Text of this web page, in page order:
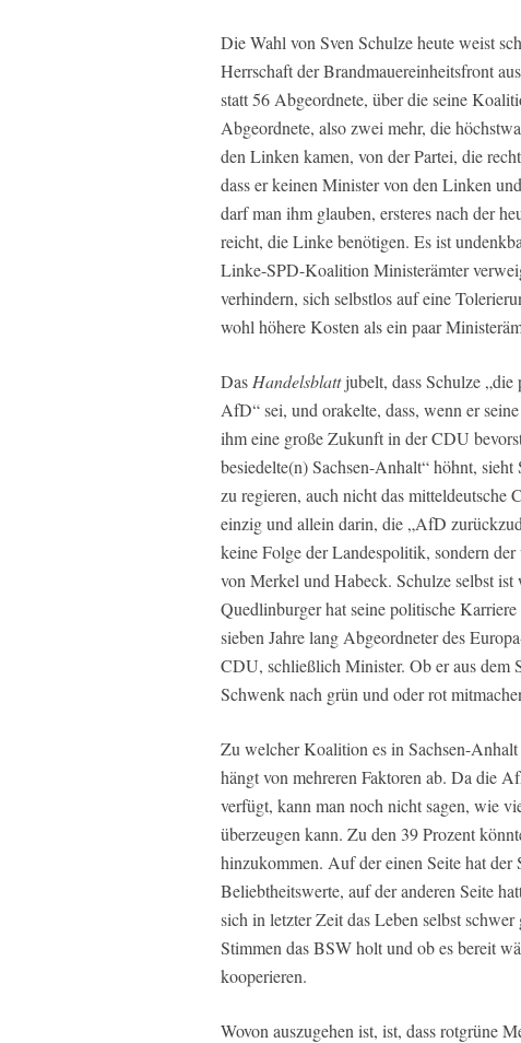
Die Wahl von Sven Schulze heute weist
Herrschaft der Brandmauereinheitsfront
statt 56 Abgeordnete, über die seine
Abgeordnete, also zwei mehr, die
den Linken kamen, von der Partei, die
dass er keinen Minister von den Linken
darf man ihm glauben, ersteres nach der
reicht, die Linke benötigen. Es ist
Linke-SPD-Koalition Ministerämter
verhindern, sich selbstlos auf eine
wohl höhere Kosten als ein paar
Das Handelsblattjubelt, dass Schulze
AfD“ sei, und orakelte, dass, wenn er
ihm eine große Zukunft in der CDU
besiedelte(n) Sachsen-Anhalt“ höhnt,
zu regieren, auch nicht das mitteldeutsche
einzig und allein darin, die „AfD
keine Folge der Landespolitik, sondern der
von Merkel und Habeck. Schulze selbst
Quedlinburger hat seine politische
sieben Jahre lang Abgeordneter des
CDU, schließlich Minister. Ob er aus dem
Schwenk nach grün und oder rot
Zu welcher Koalition es in Sachsen-
hängt von mehreren Faktoren ab. Da die
verfügt, kann man noch nicht sagen, wie
überzeugen kann. Zu den 39 Prozent
hinzukommen. Auf der einen Seite hat
Beliebtheitswerte, auf der anderen Seite
sich in letzter Zeit das Leben selbst
Stimmen das BSW holt und ob es bereit
kooperieren.
Wovon auszugehen ist, ist, dass rotgrüne